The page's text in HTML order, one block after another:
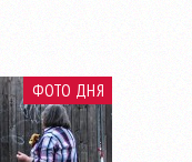
ФОТО ДНЯ